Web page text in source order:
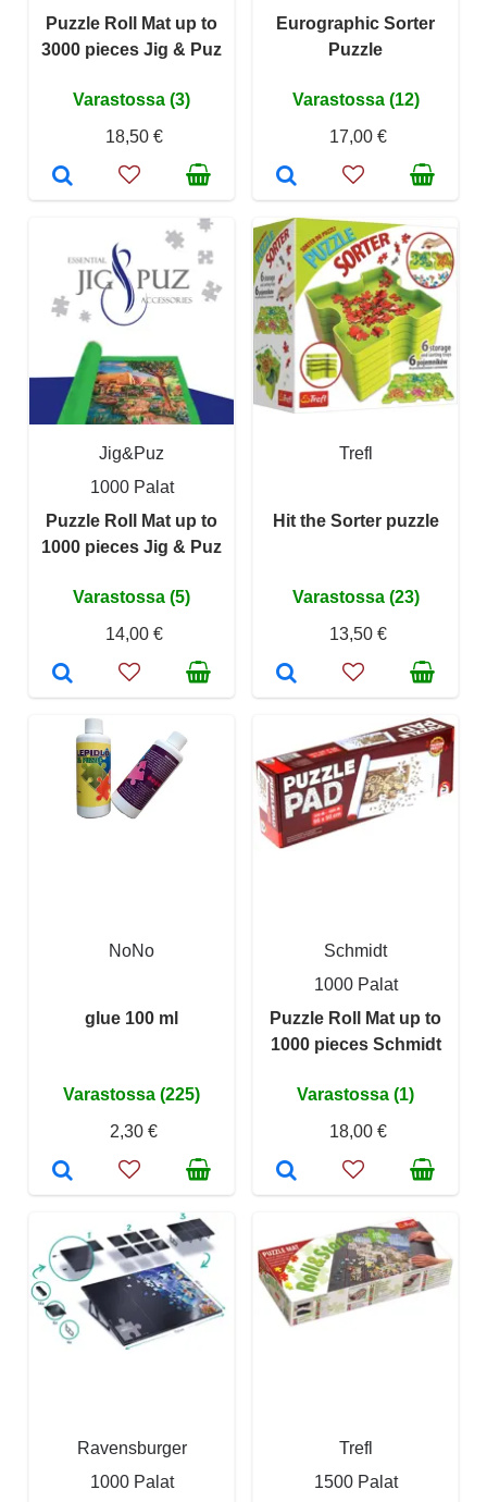
Puzzle Roll Mat up to
3000 pieces Jig & Puz
Varastossa (3)
18,50 €
Eurographic Sorter
Puzzle
Varastossa (12)
17,00 €
Jig&Puz
1000 Palat
Puzzle Roll Mat up to
1000 pieces Jig & Puz
Varastossa (5)
14,00 €
Trefl
Hit the Sorter puzzle
Varastossa (23)
13,50 €
NoNo
glue 100 ml
Varastossa (225)
2,30 €
Schmidt
1000 Palat
Puzzle Roll Mat up to
1000 pieces Schmidt
Varastossa (1)
18,00 €
Ravensburger
1000 Palat
Trefl
1500 Palat